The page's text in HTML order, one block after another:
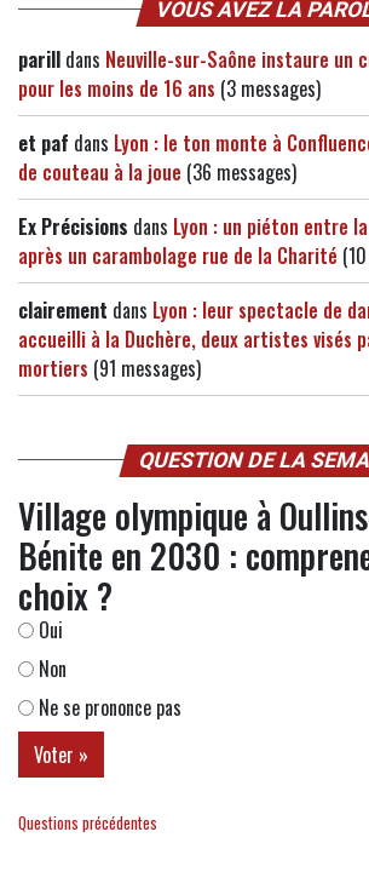
VOUS AVEZ LA
parill dans Neuville-sur-Saône instaure un
pour les moins de 16 ans (3 messages)
et paf dans Lyon : le ton monte à
de couteau à la joue (36 messages)
Ex Précisions dans Lyon : un piéton entre
après un carambolage rue de la Charité
clairement dans Lyon : leur spectacle de
accueilli à la Duchère, deux artistes visés
mortiers (91 messages)
QUESTION DE LA
Village olympique à
Bénite en 2030 :
choix ?
Oui
Non
Ne se prononce pas
Questions précédentes